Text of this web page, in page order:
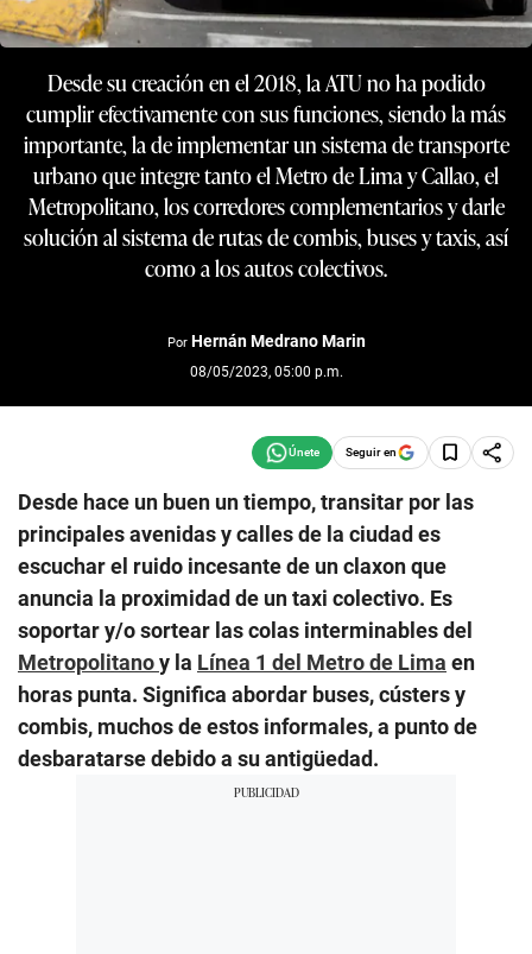
Desde su creación en el 2018, la ATU no ha podido
cumplir efectivamente con sus funciones, siendo la más
importante, la de implementar un sistema de transporte
urbano que integre tanto el Metro de Lima y Callao, el
Metropolitano, los corredores complementarios y darle
solución al sistema de rutas de combis, buses y taxis, así
como a los autos colectivos.
Por Hernán Medrano Marin
08/05/2023, 05:00 p.m.
Seguir en
Desde hace un buen un tiempo, transitar por las
principales avenidas y calles de la ciudad es
escuchar el ruido incesante de un claxon que
anuncia la proximidad de un taxi colectivo. Es
soportar y/o sortear las colas interminables del
Metropolitanoy la Línea 1 del Metro de Lima en
horas punta. Significa abordar buses, cústers y
combis, muchos de estos informales, a punto de
desbaratarse debido a su antigüedad.